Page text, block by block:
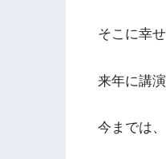
そこに幸
来年に講
今までは